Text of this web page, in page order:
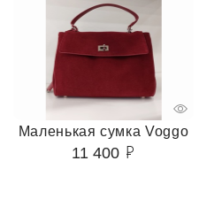
Маленькая сумка Voggo
11 400